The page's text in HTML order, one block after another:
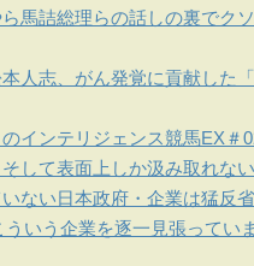
馬詰総理らの話しの裏でク
人志、がん発覚に貢献した
インテリジェンス競馬EX＃
して表面上しか汲み取れな
ない日本政府・企業は猛反
いう企業を逐一見張ってい